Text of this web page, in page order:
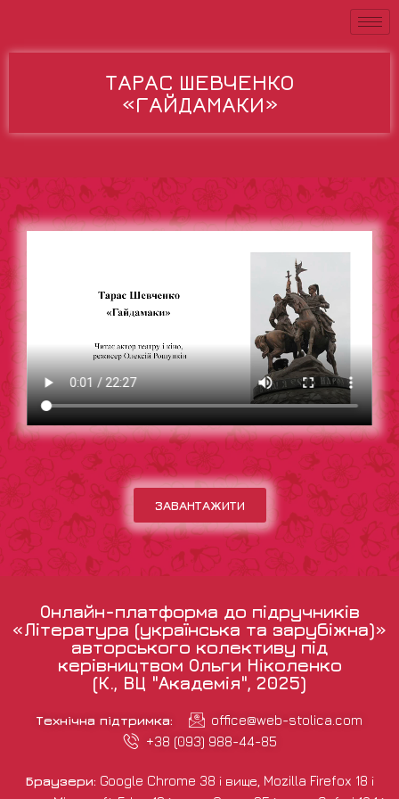
ТАРАС ШЕВЧЕНКО
«ГАЙДАМАКИ»
ЗАВАНТАЖИТИ
Онлайн-платформа до підручників
«Література (українська та зарубіжна)»
авторського колективу під
керівництвом Ольги Ніколенко
(К., ВЦ "Академія", 2025)
Технічна підтримка:
office@web-stolica.com
+38 (093) 988-44-85
Браузери: Google Chrome 38 і вище, Mozilla Firefox 18 і